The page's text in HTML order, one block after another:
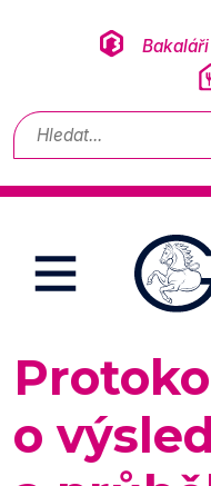
Bakaláři
Vyhledávání
o